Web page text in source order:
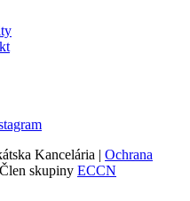
Kancelária | Ochrana
skupiny ECCN